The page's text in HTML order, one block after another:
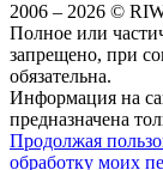
2006 – 2026 ©
Полное или
запрещено, при
обязательна.
Информация на
предназначена
Продолжая
обработку моих